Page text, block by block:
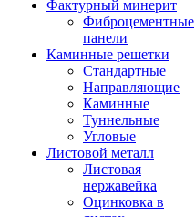
Фактурный минерит
Фиброцементные
панели
Каминные решетки
Стандартные
Направляющие
Каминные
Туннельные
Угловые
Листовой металл
Листовая
нержавейка
Оцинковка в